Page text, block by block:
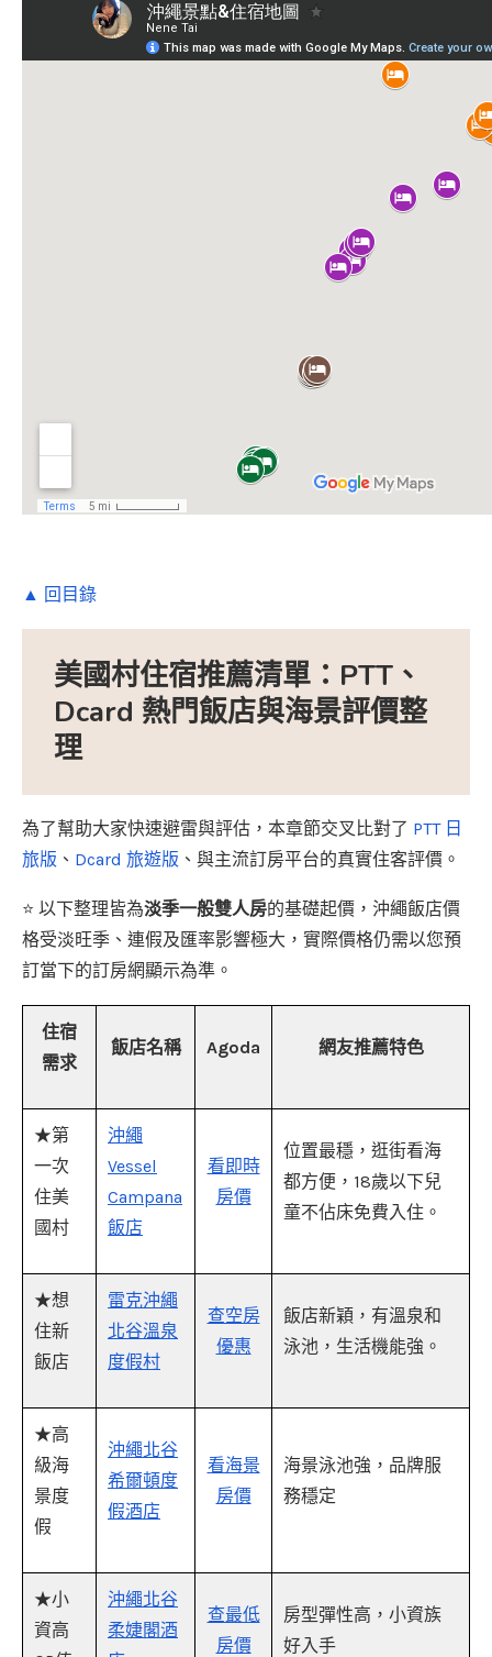
▲ 回目錄
美國村住宿推薦清單：PTT、
Dcard 熱門飯店與海景評價整
理
為了幫助大家快速避雷與評估，本章節交叉比對了 PTT 日
旅版 、 Dcard 旅遊版 、與主流訂房平台的真實住客評價。
⭐ 以下整理皆為淡季一般雙人房的基礎起價，沖繩飯店價
格受淡旺季、連假及匯率影響極大，實際價格仍需以您預
訂當下的訂房網顯示為準。
住宿
需求
飯店名稱 Agoda 網友推薦特色
★第
一次
住美
國村
沖繩
Vessel
Campana
飯店
看即時
房價
位置最穩，逛街看海
都方便，18歲以下兒
童不佔床免費入住。
★想
住新
飯店
雷克沖繩
北谷溫泉
度假村
查空房
優惠
飯店新穎，有溫泉和
泳池，生活機能強。
★高
級海
景度
假
沖繩北谷
希爾頓度
假酒店
看海景
房價
海景泳池強，品牌服
務穩定
★小
資高
沖繩北谷
柔婕閣酒
查最低
房價
房型彈性高，小資族
好入手